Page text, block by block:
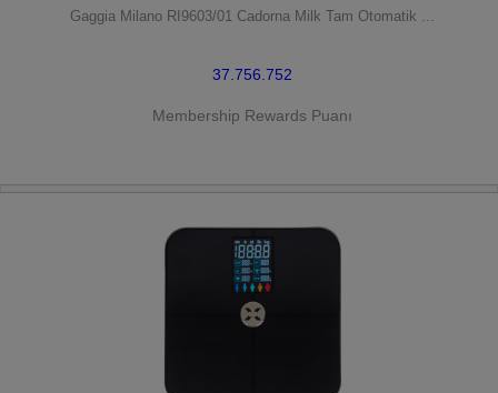
Gaggia Milano RI9603/01 Cadorna Milk Tam Otomatik ...
37.756.752
Membership Rewards Puanı